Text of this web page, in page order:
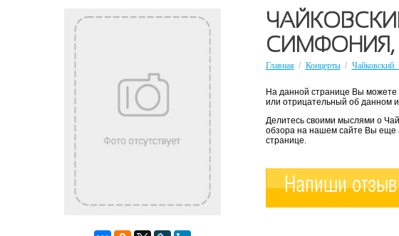
СИМФОНИЯ,
Главная / Концерты /
На данной странице Вы можете
или отрицательный об данном
Делитесь своими мыслями о
обзора на нашем сайте Вы еще
странице.
Напиши отзыв